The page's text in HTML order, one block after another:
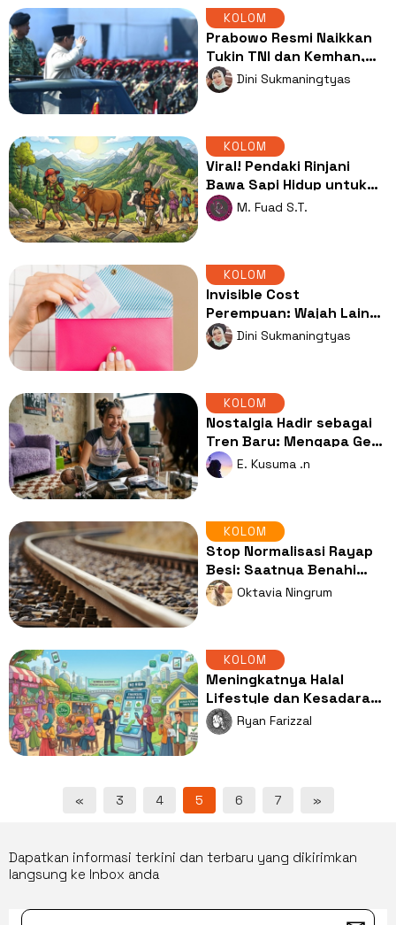
KOLOM
Prabowo Resmi Naikkan
Tukin TNI dan Kemhan,
Apa Kabar Perbaikan
Nasib Guru?
Dini Sukmaningtyas
KOLOM
Viral! Pendaki Rinjani
Bawa Sapi Hidup untuk
Logistik, Publik Sebut
Tindakan Ini Sudah
M. Fuad S.T.
KOLOM
Invisible Cost
Perempuan: Wajah Lain
Ketimpangan Gender
dalam Ekonomi
Dini Sukmaningtyas
KOLOM
Nostalgia Hadir sebagai
Tren Baru: Mengapa Gen
Z Merindukan Era 2000-
an?
E. Kusuma .n
KOLOM
Stop Normalisasi Rayap
Besi: Saatnya Benahi
Penegakan Hukumnya
Oktavia Ningrum
KOLOM
Meningkatnya Halal
Lifestyle dan Kesadaran
Bebas Riba di Kalangan
Gen Z
Ryan Farizzal
« 3 4 5 6 7 »
Dapatkan informasi terkini dan terbaru yang dikirimkan
langsung ke Inbox anda